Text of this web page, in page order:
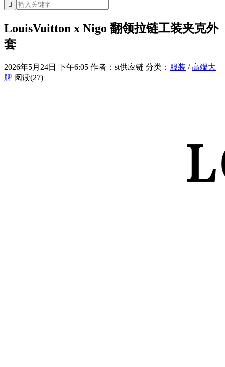

LouisVuitton x Nigo 翻领拉链工装夹克外
套
2026年5月24日 下午6:05 作者：st供应链 分类： 服装 /高端大
牌 阅读(27)